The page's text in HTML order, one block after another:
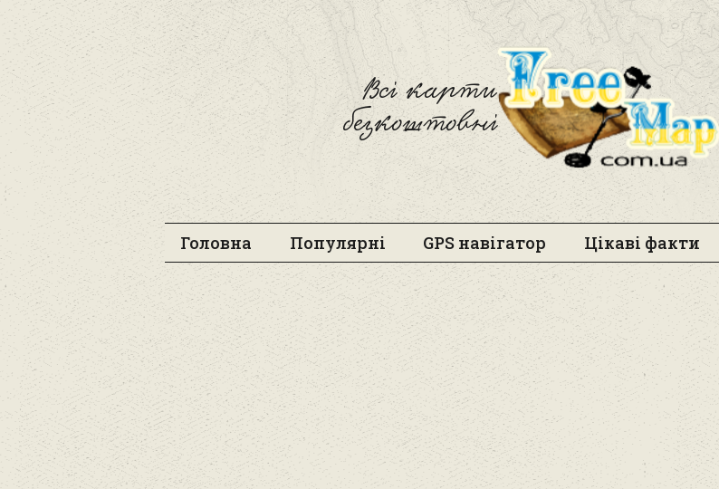
Всі карти
безкоштовні
Головна Популярні GPS навігатор Цікаві факти